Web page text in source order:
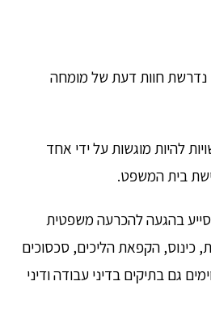
נדרשת חוות דעת של מומחה
להיות מוגשות על ידי אחד
בית המשפט.
בהגעה להכרעה משפטית
כינוס, הקפאת הליכים, סכסוכים
גם בתיקים בדיני עבודה ודיני